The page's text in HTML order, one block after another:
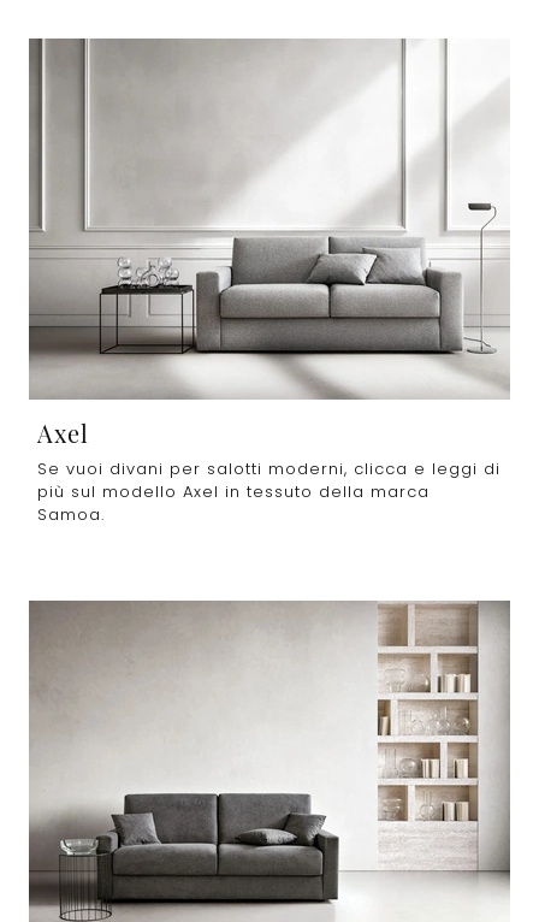
Axel
Se vuoi divani per salotti moderni, clicca e leggi di
più sul modello Axel in tessuto della marca
Samoa.